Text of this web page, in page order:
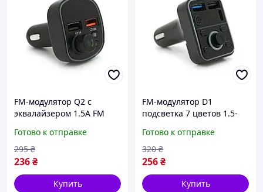
FM-модулятор Q2 с
эквалайзером 1.5A FM
Готово к отправке
236₴
295 ₴
Купить
FM-модулятор D1
подсветка 7 цветов 1.5-
newyork
Готово к отправке
256₴
320 ₴
Купить